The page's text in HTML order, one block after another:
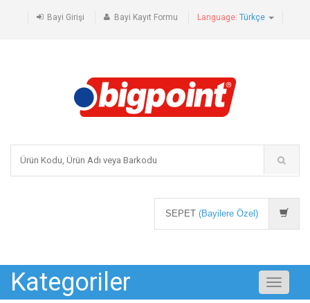
Bayi Girişi Bayi Kayıt Formu Language: Türkçe
SEPET (Bayilere Özel)
Kategoriler
Toggle